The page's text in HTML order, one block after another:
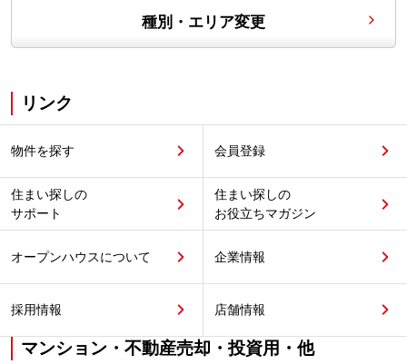
種別・エリア変更
リンク
物件を探す 会員登録
住まい探しの
サポート
住まい探しの
お役立ちマガジン
オープンハウスについて 企業情報
採用情報 店舗情報
マンション・不動産売却・投資用・他